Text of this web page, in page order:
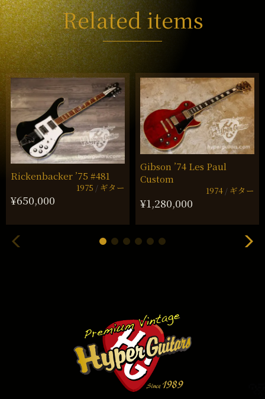
Related items
Rickenbacker ’75 #481
1975 ギター
¥650,000
Gibson ’74 Les Paul
Custom
1974 ギター
¥1,280,000